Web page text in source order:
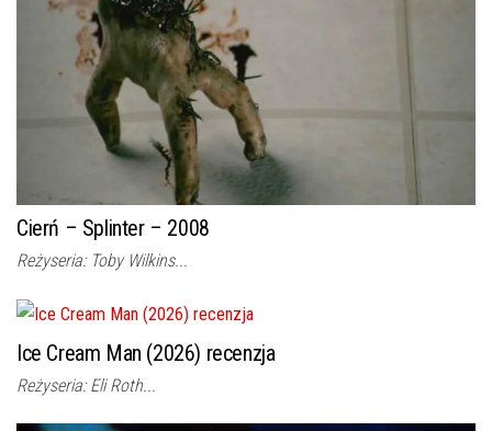
Cierń – Splinter – 2008
Reżyseria: Toby Wilkins...
Ice Cream Man (2026) recenzja
Reżyseria: Eli Roth...